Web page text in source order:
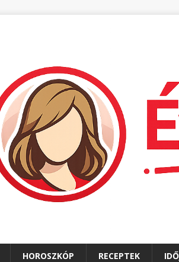
HOROSZKÓP RECEPTEK